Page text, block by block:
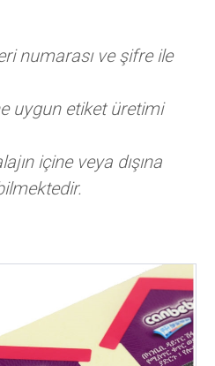
numarası ve şifre ile
uygun etiket üretimi
içine veya dışına